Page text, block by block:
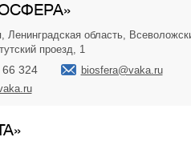
Ленинградская область,
проезд, 1
324
biosfera@vaka.ru